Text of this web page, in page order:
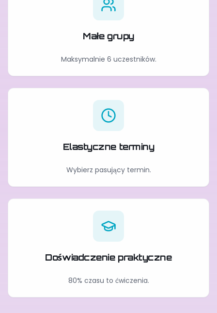
Małe grupy
Maksymalnie 6 uczestników.
Elastyczne terminy
Wybierz pasujący termin.
Doświadczenie praktyczne
80% czasu to ćwiczenia.